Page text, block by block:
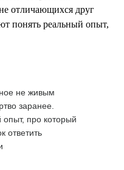
отличающихся друг
понять реальный опыт,
не живым
заранее.
про который
ответить